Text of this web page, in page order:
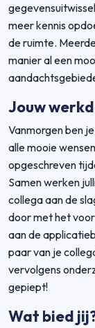
meer kennis
de ruimte.
manier al een
Jouw
Vanmorgen ben
alle mooie
opgeschreven
Samen werken
collega aan de
door met het
aan de
paar van je
vervolgens
gepiept!
Wat bied